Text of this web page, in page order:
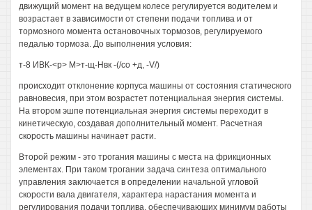
движущий момент на ведущем колесе регулируется водителем и
возрастает в зависимости от степени подачи топлива и от
тормозного момента остановочных тормозов, регулируемого
педалью тормоза. До выполнения условия:
т-8 ИВК-<р> М>т-щ-Нвк -(/со +д, -V/)
происходит отклонение корпуса машины от состояния статического
равновесия, при этом возрастет потенциальная энергия системы.
На втором эшпе потенциальная энергия системы переходит в
кинетическую, создавая дополнительный момент. Расчетная
скорость машины начинает расти.
Второй режим - это трогания машины с места на фрикционных
элементах. При таком трогании задача синтеза оптимального
управления заключается в определении начальной угловой
скорости вала двигателя, характера нарастания момента и
регулирования подачи топлива, обеспечивающих минимум работы